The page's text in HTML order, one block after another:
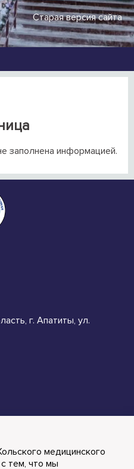
Старая версия сайта
заполнена информацией.
медицинского
тем, что мы
г. Апатиты, ул.